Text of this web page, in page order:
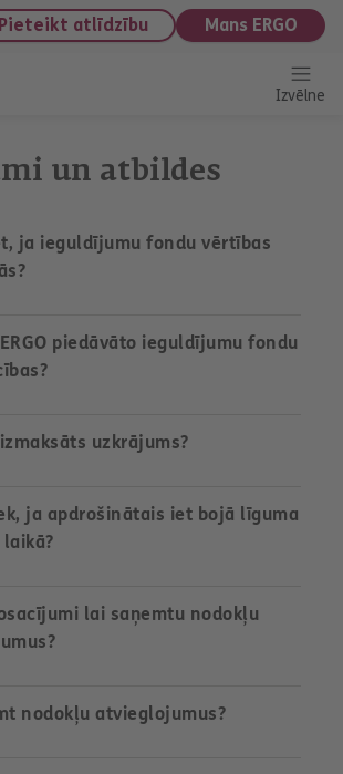
saturu
Pieteikt atlīdzību Mans ERGO
Izvēlne
un atbildes
ja ieguldījumu fondu vērtības
piedāvāto ieguldījumu fondu
uzkrājums?
ja apdrošinātais iet bojā līguma
lai saņemtu nodokļu
nodokļu atvieglojumus?